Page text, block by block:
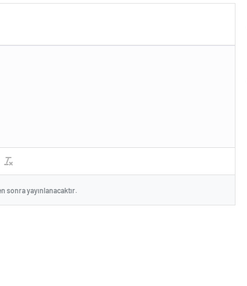
sonra yayınlanacaktır.